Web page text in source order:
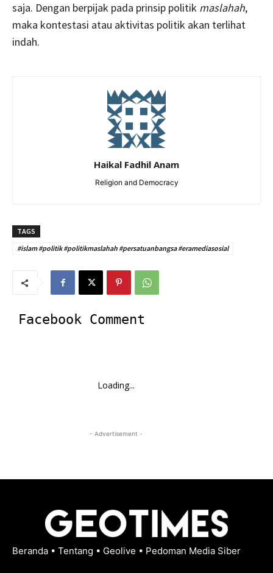
saja. Dengan berpijak pada prinsip politik maslahah,
maka kontestasi atau aktivitas politik akan terlihat
indah.
Haikal Fadhil Anam
Religion and Democracy
TAGS
#islam #politik #politikmaslahah #persatuanbangsa #eramediasosial
Facebook Comment
Loading...
- Advertisement -
Beranda • Tentang • Geolive • Pedoman Media Siber